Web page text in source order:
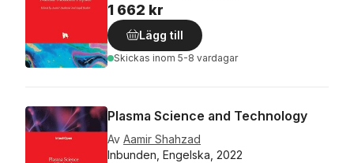
1 662 kr
Lägg till
Skickas inom 5-8 vardagar
Plasma Science and Technology
Av Aamir Shahzad
Inbunden, Engelska, 2022